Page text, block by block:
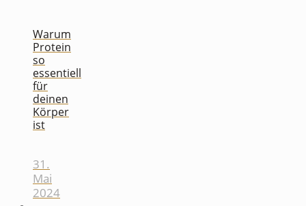
Warum
Protein
so
essentiell
für
deinen
Körper
ist
31.
Mai
2024